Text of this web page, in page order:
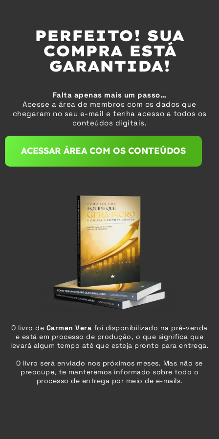
PERFEITO! SUA
COMPRA ESTÁ
GARANTIDA!
Falta apenas mais um passo…
Acesse a área de membros com os dados que
chegaram no seu e-mail e tenha acesso a todos os
conteúdos digitais.
ACESSAR ÁREA COM OS CONTEÚDOS
O livro de Carmen Vera foi disponibilizado na pré-venda
e está em processo de produção, o que significa que
levará algum tempo até que esteja pronto para entrega.
O livro será enviado nos próximos meses. Mas não se
preocupe, te manteremos informado sobre todo o
processo de entrega por meio de e-mails.